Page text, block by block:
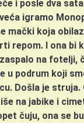
i posle dva
igramo
mački koja
repom. I ona bi
na fotelji,
u podrum koji
Došla je struja.
na jabike i
čuju, ona se